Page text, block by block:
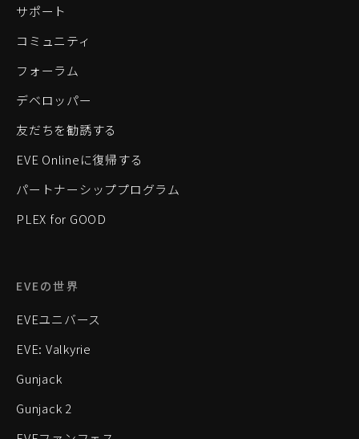
サポート
コミュニティ
フォーラム
デベロッパー
友だちを勧誘する
EVE Onlineに復帰する
パートナーシッププログラム
PLEX for GOOD
EVEの世界
EVEユニバース
EVE: Valkyrie
Gunjack
Gunjack 2